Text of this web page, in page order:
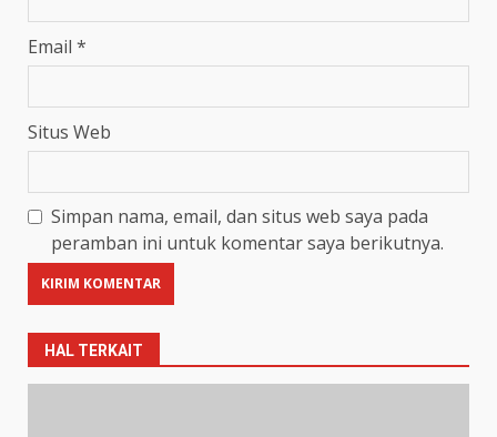
Email *
Situs Web
Simpan nama, email, dan situs web saya pada
peramban ini untuk komentar saya berikutnya.
HAL TERKAIT